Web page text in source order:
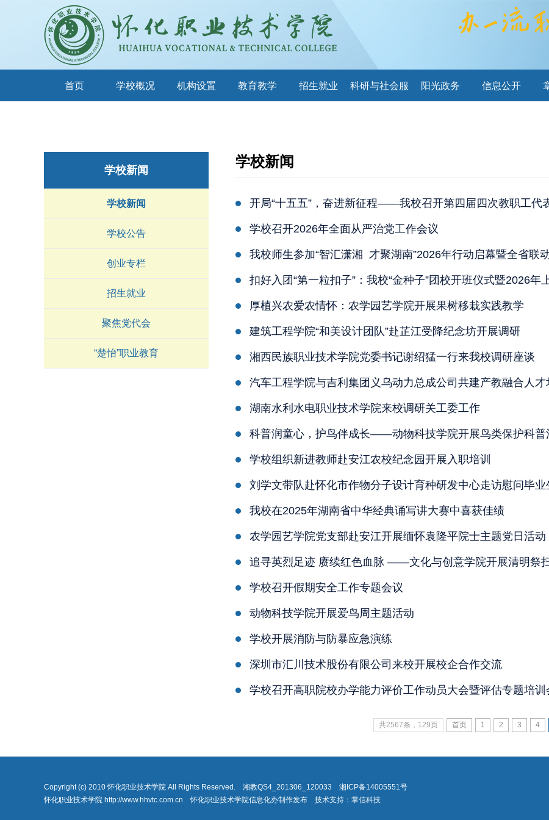
首页 学校概况 机构设置 教育教学 招生就业 科研与社会服 阳光政务 信息公开
学校新闻
学校新闻
学校公告
创业专栏
招生就业
聚焦党代会
“楚怡”职业教育
学校新闻
开局“十五五”，奋进新征程——我校召开第四届四次教职工代
学校召开2026年全面从严治党工作会议
我校师生参加“智汇潇湘 才聚湖南”2026年行动启幕暨全省联
厚植兴农爱农情怀：农学园艺学院开展果树移栽实践教学
建筑工程学院“和美设计团队”赴芷江受降纪念坊开展调研
湘西民族职业技术学院党委书记谢绍猛一行来我校调研座谈
汽车工程学院与吉利集团义乌动力总成公司共建产教融合人才
湖南水利水电职业技术学院来校调研关工委工作
科普润童心，护鸟伴成长——动物科技学院开展鸟类保护科普
学校组织新进教师赴安江农校纪念园开展入职培训
刘学文带队赴怀化市作物分子设计育种研发中心走访慰问毕业
我校在2025年湖南省中华经典诵写讲大赛中喜获佳绩
农学园艺学院党支部赴安江开展缅怀袁隆平院士主题党日活动
追寻英烈足迹 赓续红色血脉 ——文化与创意学院开展清明祭
学校召开假期安全工作专题会议
动物科技学院开展爱鸟周主题活动
学校开展消防与防暴应急演练
深圳市汇川技术股份有限公司来校开展校企合作交流
学校召开高职院校办学能力评价工作动员大会暨评估专题培训
共2567条，129页 首页 1 2 3 4
Copyright (c) 2010 怀化职业技术学院 All Rights Reserved. 湘教QS4_201306_120033 湘ICP备14005551号
怀化职业技术学院 http://www.hhvtc.com.cn 怀化职业技术学院信息化办制作发布 技术支持：掌信科技